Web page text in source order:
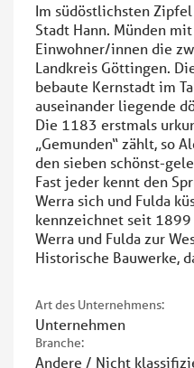
Im südöstlichsten
Stadt Hann. Münden
Einwohner/innen die
Landkreis Göttingen.
bebaute Kernstadt im
auseinander liegende
Die 1183 erstmals
„Gemunden“ zählt, so
den sieben schönst-
Fast jeder kennt den
Werra sich und Fulda
kennzeichnet seit 1899
Werra und Fulda zur
Historische Bauwerke,
Art des Unternehmens:
Unternehmen
Branche:
Andere / Nicht